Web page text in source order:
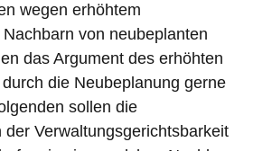
wegen erhöhtem
von neubeplanten
das Argument des erhöhten
die Neubeplanung gerne
sollen die
der Verwaltungsgerichtsbarkeit